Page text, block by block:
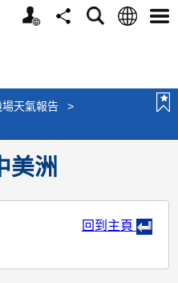
個
分
搜
語
選
場天氣報告
>
美洲
回到主頁